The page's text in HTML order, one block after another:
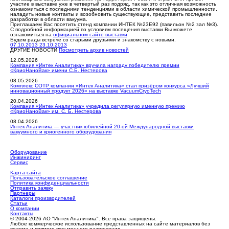
участие в выставке уже в четвертый раз подряд, так как это отличная возможность
ознакомиться с последними тенденциями в области химической промышленности,
наладить новые контакты и возобновить существующие, представить последние
разработки в области вакуума.
Приглашаем Вас посетить стенд компании ИНТЕК №23E92 (павильон №2 зал №3).
С подробной информацией по условиям посещения выставки Вы можете
ознакомиться на официальном сайте выставки.
Будем рады встрече со старыми друзьями и знакомству с новыми.
07.10.2013 23.10.2013
ДРУГИЕ НОВОСТИ Посмотреть архив новостей
12.05.2026
Компания «Интек Аналитика» вручила награду победителю премии
«КриоНаноВак» имени С.Б. Нестерова
08.05.2026
Комплекс СОТР компании «Интек Аналитика» стал призёром конкурса «Лучший
инновационный продукт 2026» на выставке VacuumCryoTech
20.04.2026
Компания «Интек Аналитика» учредила регулярную именную премию
«КриоНаноВак» им. С. Б. Нестерова
08.04.2026
Интек Аналитика — участник юбилейной 20-ой Международной выставки
вакуумного и криогенного оборудования
Оборудование
Инжиниринг
Сервис
Карта сайта
Пользовательское соглашение
Политика конфиденциальности
Отправить заявку
Партнеры
Каталоги производителей
Статьи
О компании
Контакты
© 2004-2026 АО "Интек Аналитика". Все права защищены.
Любое коммерческое использование представленных на сайте материалов без